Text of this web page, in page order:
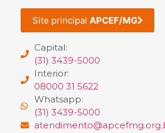
Site principal APCEF/MG
Capital:
(31) 3439-5000
Interior:
08000 31 5622
Whatsapp:
(31) 3439-5000